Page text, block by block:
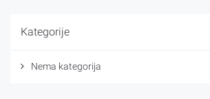
Kategorije
Nema kategorija